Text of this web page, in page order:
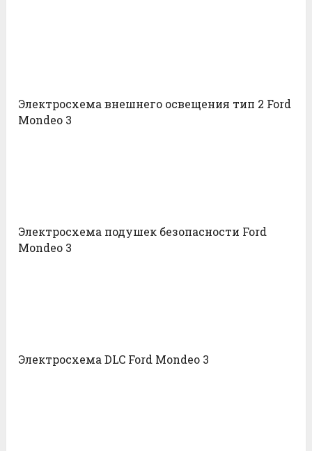
Электросхема внешнего освещения тип 2 Ford
Mondeo 3
Электросхема подушек безопасности Ford
Mondeo 3
Электросхема DLC Ford Mondeo 3